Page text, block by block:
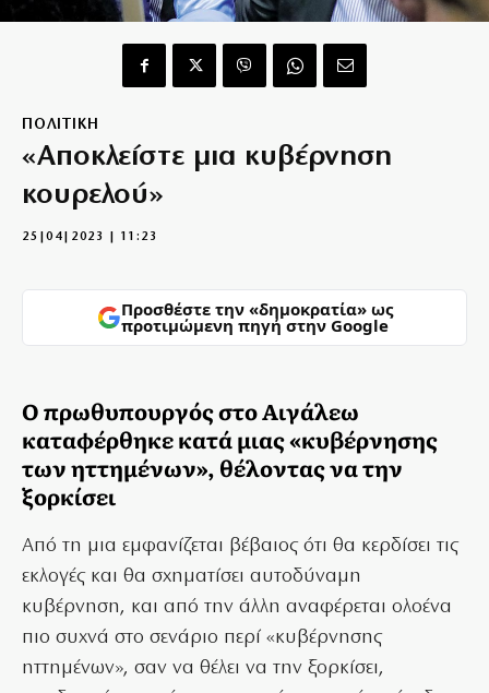
ΠΟΛΙΤΙΚΗ
«Αποκλείστε μια κυβέρνηση
κουρελού»
25|04|2023 | 11:23
Προσθέστε την «δημοκρατία» ως
προτιμώμενη πηγή στην Google
Ο πρωθυπουργός στο Αιγάλεω
καταφέρθηκε κατά μιας «κυβέρνησης
των ηττημένων», θέλοντας να την
ξορκίσει
Από τη μια εμφανίζεται βέβαιος ότι θα κερδίσει τις
εκλογές και θα σχηματίσει αυτοδύναμη
κυβέρνηση, και από την άλλη αναφέρεται ολοένα
πιο συχνά στο σενάριο περί «κυβέρνησης
ηττημένων», σαν να θέλει να την ξορκίσει,